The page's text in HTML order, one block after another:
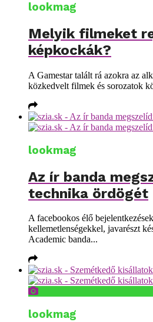
lookmag
Melyik filmeket
képkockák?
A Gamestar talált rá azokra az
közkedvelt filmek és sorozatok
lookmag
Az ír banda
technika ördögét
A facebookos élő
kellemetlenségekkel, javarészt
Academic banda...
lookmag